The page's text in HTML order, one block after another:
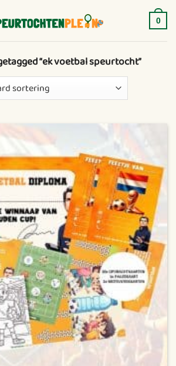
0
“ek voetbal speurtocht”